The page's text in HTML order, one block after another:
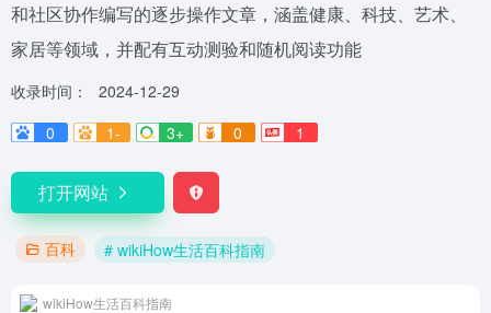
和社区协作编写的逐步操作文章，涵盖健康、科技、艺术、
家居等领域，并配有互动测验和随机阅读功能
收录时间：
2024-12-29
0
1- 3+ 0 1
打开网站
百科 # wikiHow生活百科指南
wikiHow生活百科指南